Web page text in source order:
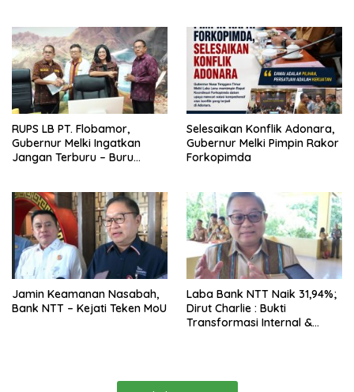
RUPS LB PT. Flobamor,
Gubernur Melki Ingatkan
Jangan Terburu – Buru
Selesaikan Konflik Adonara,
Gubernur Melki Pimpin Rakor
Forkopimda
Jamin Keamanan Nasabah,
Bank NTT – Kejati Teken MoU
Laba Bank NTT Naik 31,94%;
Dirut Charlie : Bukti
Transformasi Internal &